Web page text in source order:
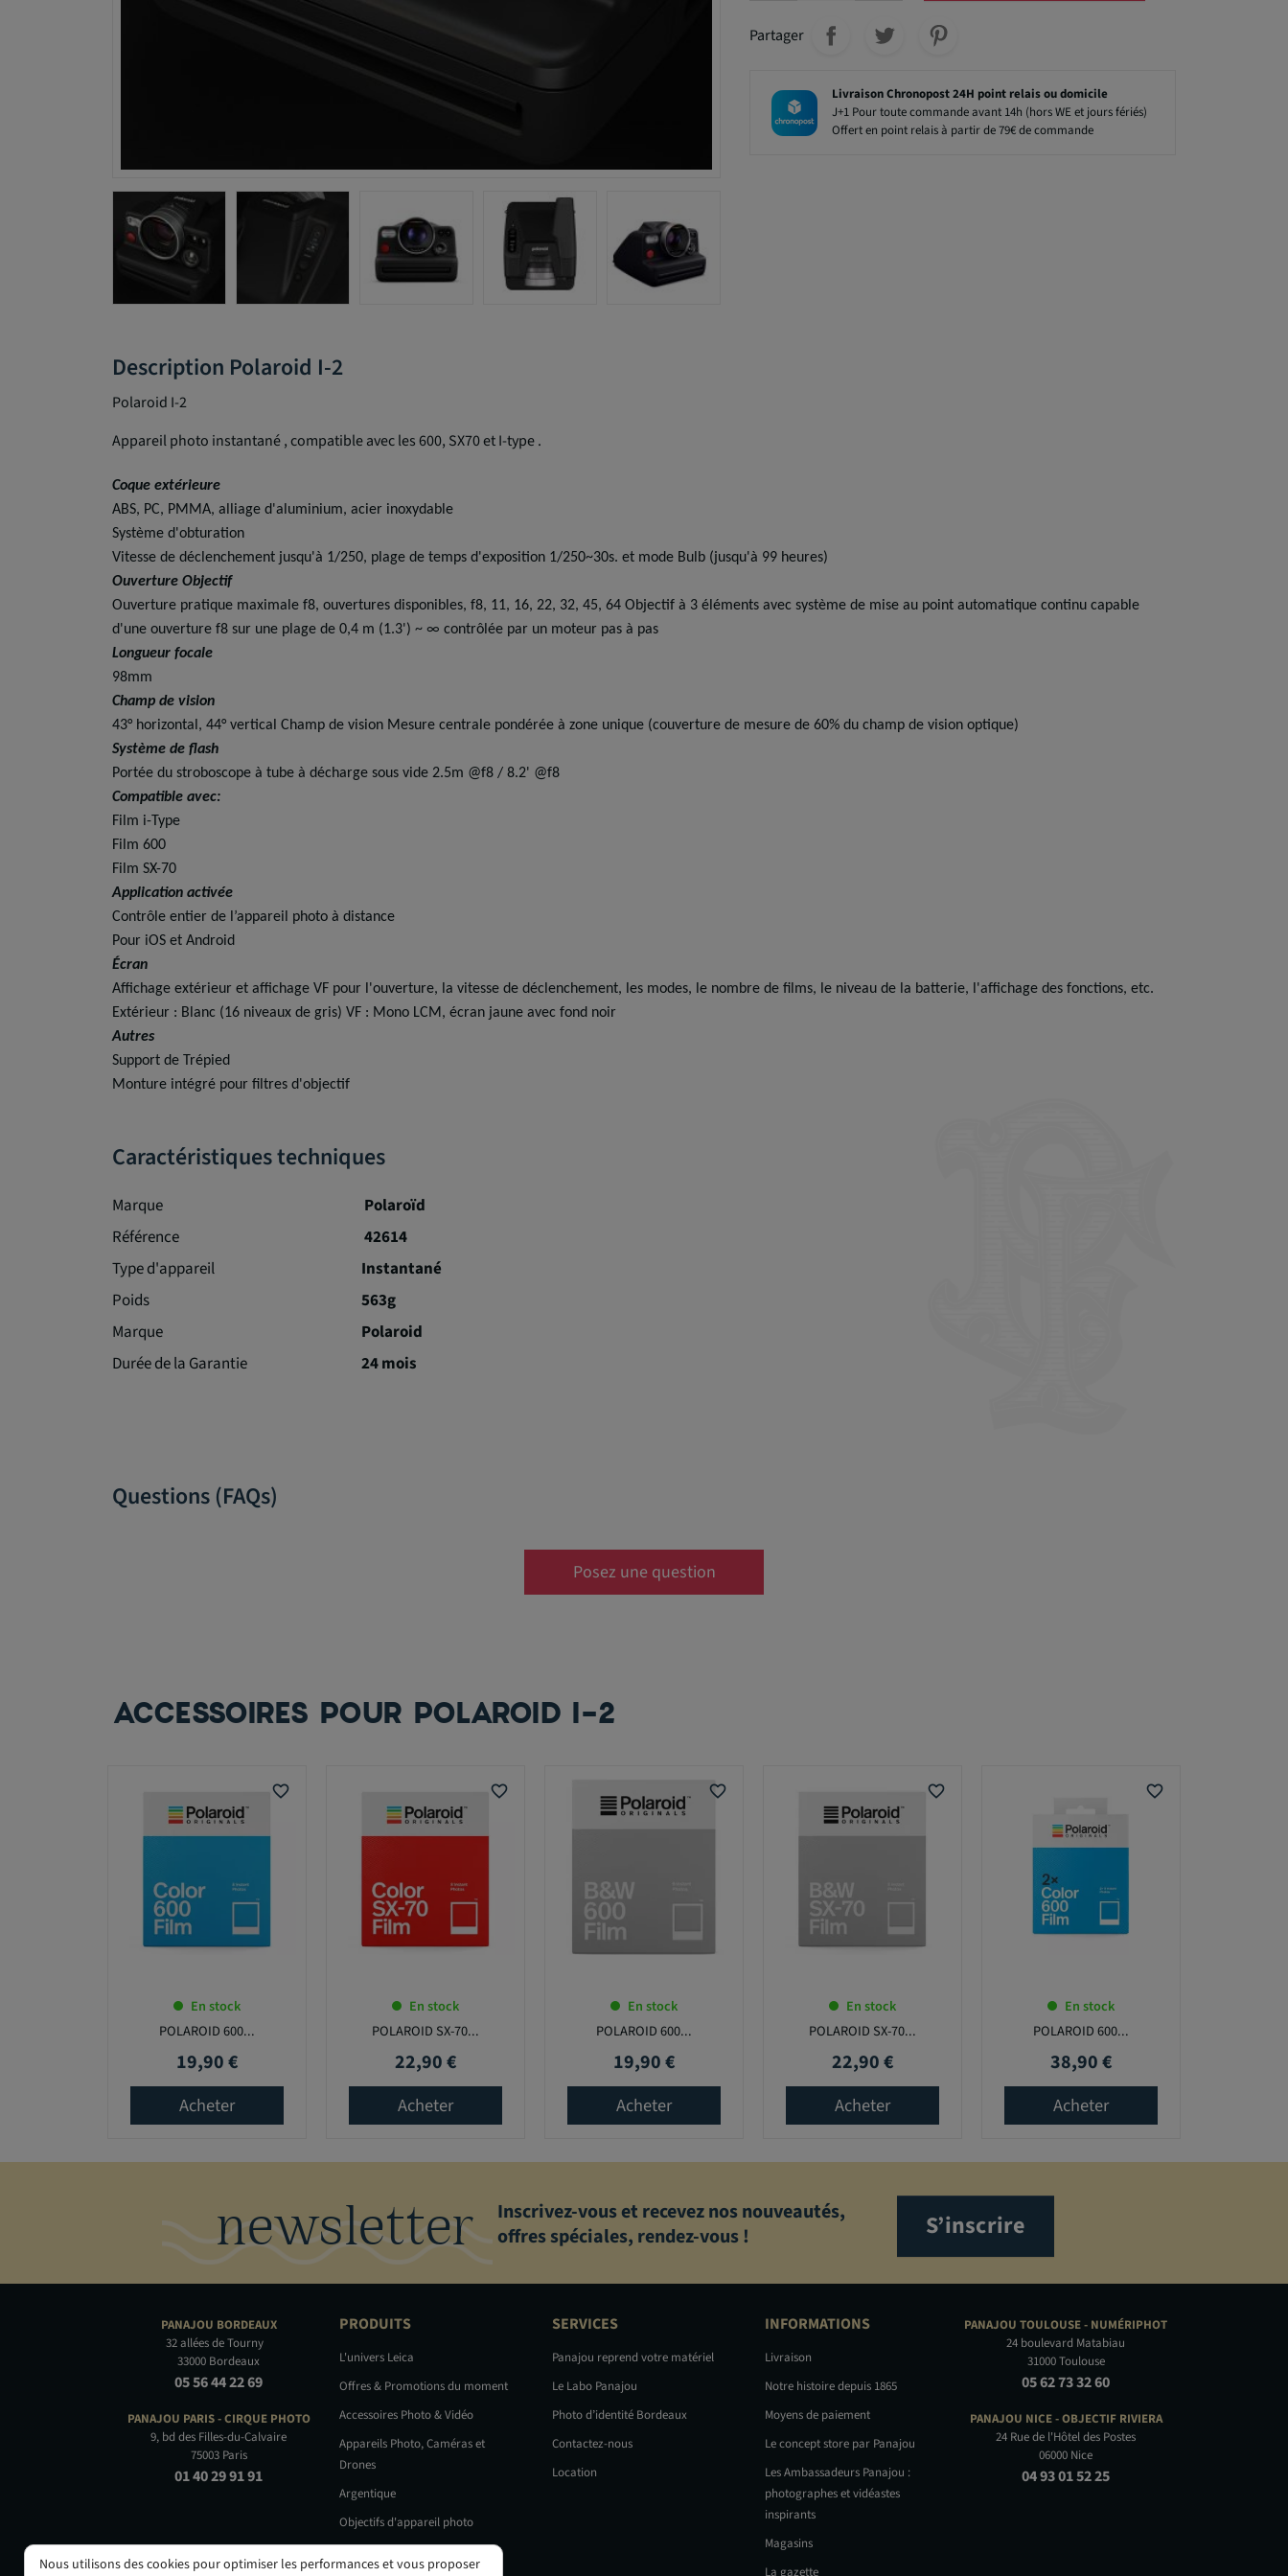
Partager
Livraison Chronopost 24H point relais ou domicile
J+1 Pour toute commande avant 14h (hors WE et jours fériés)
Offert en point relais à partir de 79€ de commande
Description Polaroid I-2
Polaroid I-2
Appareil photo instantané , compatible avec les 600, SX70 et I-type .
Coque extérieure
ABS, PC, PMMA, alliage d'aluminium, acier inoxydable
Système d'obturation
Vitesse de déclenchement jusqu'à 1/250, plage de temps d'exposition 1/250~30s. et mode Bulb (jusqu'à 99 heures)
Ouverture Objectif
Ouverture pratique maximale f8, ouvertures disponibles, f8, 11, 16, 22, 32, 45, 64 Objectif à 3 éléments avec système de mise au point automatique continu capable
d'une ouverture f8 sur une plage de 0,4 m (1.3') ~ ∞ contrôlée par un moteur pas à pas
Longueur focale
98mm
Champ de vision
43° horizontal, 44° vertical Champ de vision Mesure centrale pondérée à zone unique (couverture de mesure de 60% du champ de vision optique)
Système de flash
Portée du stroboscope à tube à décharge sous vide 2.5m @f8 / 8.2' @f8
Compatible avec:
Film i-Type
Film 600
Film SX-70
Application activée
Contrôle entier de l’appareil photo à distance
Pour iOS et Android
Écran
Affichage extérieur et affichage VF pour l'ouverture, la vitesse de déclenchement, les modes, le nombre de films, le niveau de la batterie, l'affichage des fonctions, etc.
Extérieur : Blanc (16 niveaux de gris) VF : Mono LCM, écran jaune avec fond noir
Autres
Support de Trépied
Monture intégré pour filtres d'objectif
Caractéristiques techniques
Marque
Polaroïd
Référence
42614
Type d'appareil
Instantané
Poids
563g
Marque
Polaroid
Durée de la Garantie
24 mois
Questions (FAQs)
Posez une question
ACCESSOIRES POUR POLAROID I-2
favorite_border
En stock
POLAROID 600...
Prix
19,90 €
Acheter
favorite_border
En stock
POLAROID SX-70...
Prix
22,90 €
Acheter
favorite_border
En stock
POLAROID 600...
Prix
19,90 €
Acheter
favorite_border
En stock
POLAROID SX-70...
Prix
22,90 €
Acheter
favorite_border
En stock
POLAROID 600...
Prix
38,90 €
Acheter
newsletter
Inscrivez-vous et recevez nos nouveautés,
offres spéciales, rendez-vous !
S’inscrire
PANAJOU BORDEAUX
32 allées de Tourny
33000 Bordeaux
05 56 44 22 69
PANAJOU PARIS -CIRQUE PHOTO
9, bd des Filles-du-Calvaire
75003 Paris
01 40 29 91 91
PRODUITS
L'univers Leica
Offres & Promotions du moment
Accessoires Photo & Vidéo
Appareils Photo, Caméras et
Drones
Argentique
Objectifs d'appareil photo
Occasions
SERVICES
Panajou reprend votre matériel
Le Labo Panajou
Photo d’identité Bordeaux
Contactez-nous
Location
INFORMATIONS
Livraison
Notre histoire depuis 1865
Moyens de paiement
Le concept store par Panajou
Les Ambassadeurs Panajou :
photographes et vidéastes
inspirants
Magasins
La gazette
PANAJOU TOULOUSE - NUMÉRIPHOT
24 boulevard Matabiau
31000 Toulouse
05 62 73 32 60
PANAJOU NICE -OBJECTIF RIVIERA
24 Rue de l'Hôtel des Postes
06000 Nice
04 93 01 52 25
Nous utilisons des cookies pour optimiser les performances et vous proposer